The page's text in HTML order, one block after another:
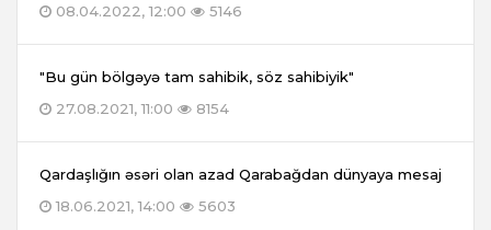
08.04.2022, 12:00
5146
"Bu gün bölgəyə tam sahibik, söz sahibiyik"
27.08.2021, 11:00
8154
Qardaşlığın əsəri olan azad Qarabağdan dünyaya mesaj
18.06.2021, 14:00
5603